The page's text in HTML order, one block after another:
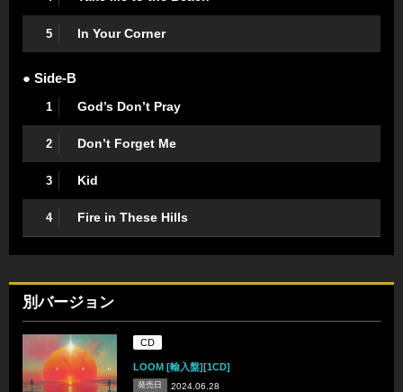
5 In Your Corner
● Side-B
1 God’s Don’t Pray
2 Don’t Forget Me
3 Kid
4 Fire in These Hills
別バージョン
CD
LOOM [輸入盤][1CD]
発売日 2024.06.28